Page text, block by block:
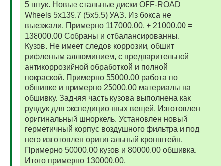
5 штук. Новые стальные диски OFF-ROAD
Wheels 5x139.7 (5x5.5) УАЗ. Из бокса не
выезжали. Примерно 117000.00. + 21000.00 =
138000.00 Собраны и отбалансированны.
Кузов. Не имеет следов коррозии, обшит
рифленым аллюминием, с предварительной
антикоррозийной обработкой и полной
покраской. Примерно 55000.00 работа по
обшивке и примерно 25000.00 материалы на
обшивку. Задняя часть кузова выполнена как
рундук для экспедиционных вещей. Изготовлен
оригинальный шноркель. Установлен новый
герметичный корпус воздушного фильтра и под
него изготовлен оригинальный кронштейн.
Примерно 50000.00 кузов и 80000.00 обшивка.
Итого примерно 130000.00.